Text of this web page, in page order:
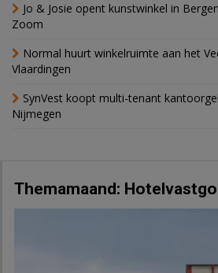
Jo & Josie opent kunstwinkel in
Zoom
Normal huurt winkelruimte aan het
Vlaardingen
SynVest koopt multi-tenant
Nijmegen
Themamaand: